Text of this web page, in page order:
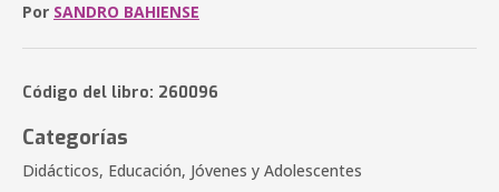
Por SANDRO BAHIENSE
Código del libro: 260096
Categorías
Didácticos, Educación, Jóvenes y Adolescentes